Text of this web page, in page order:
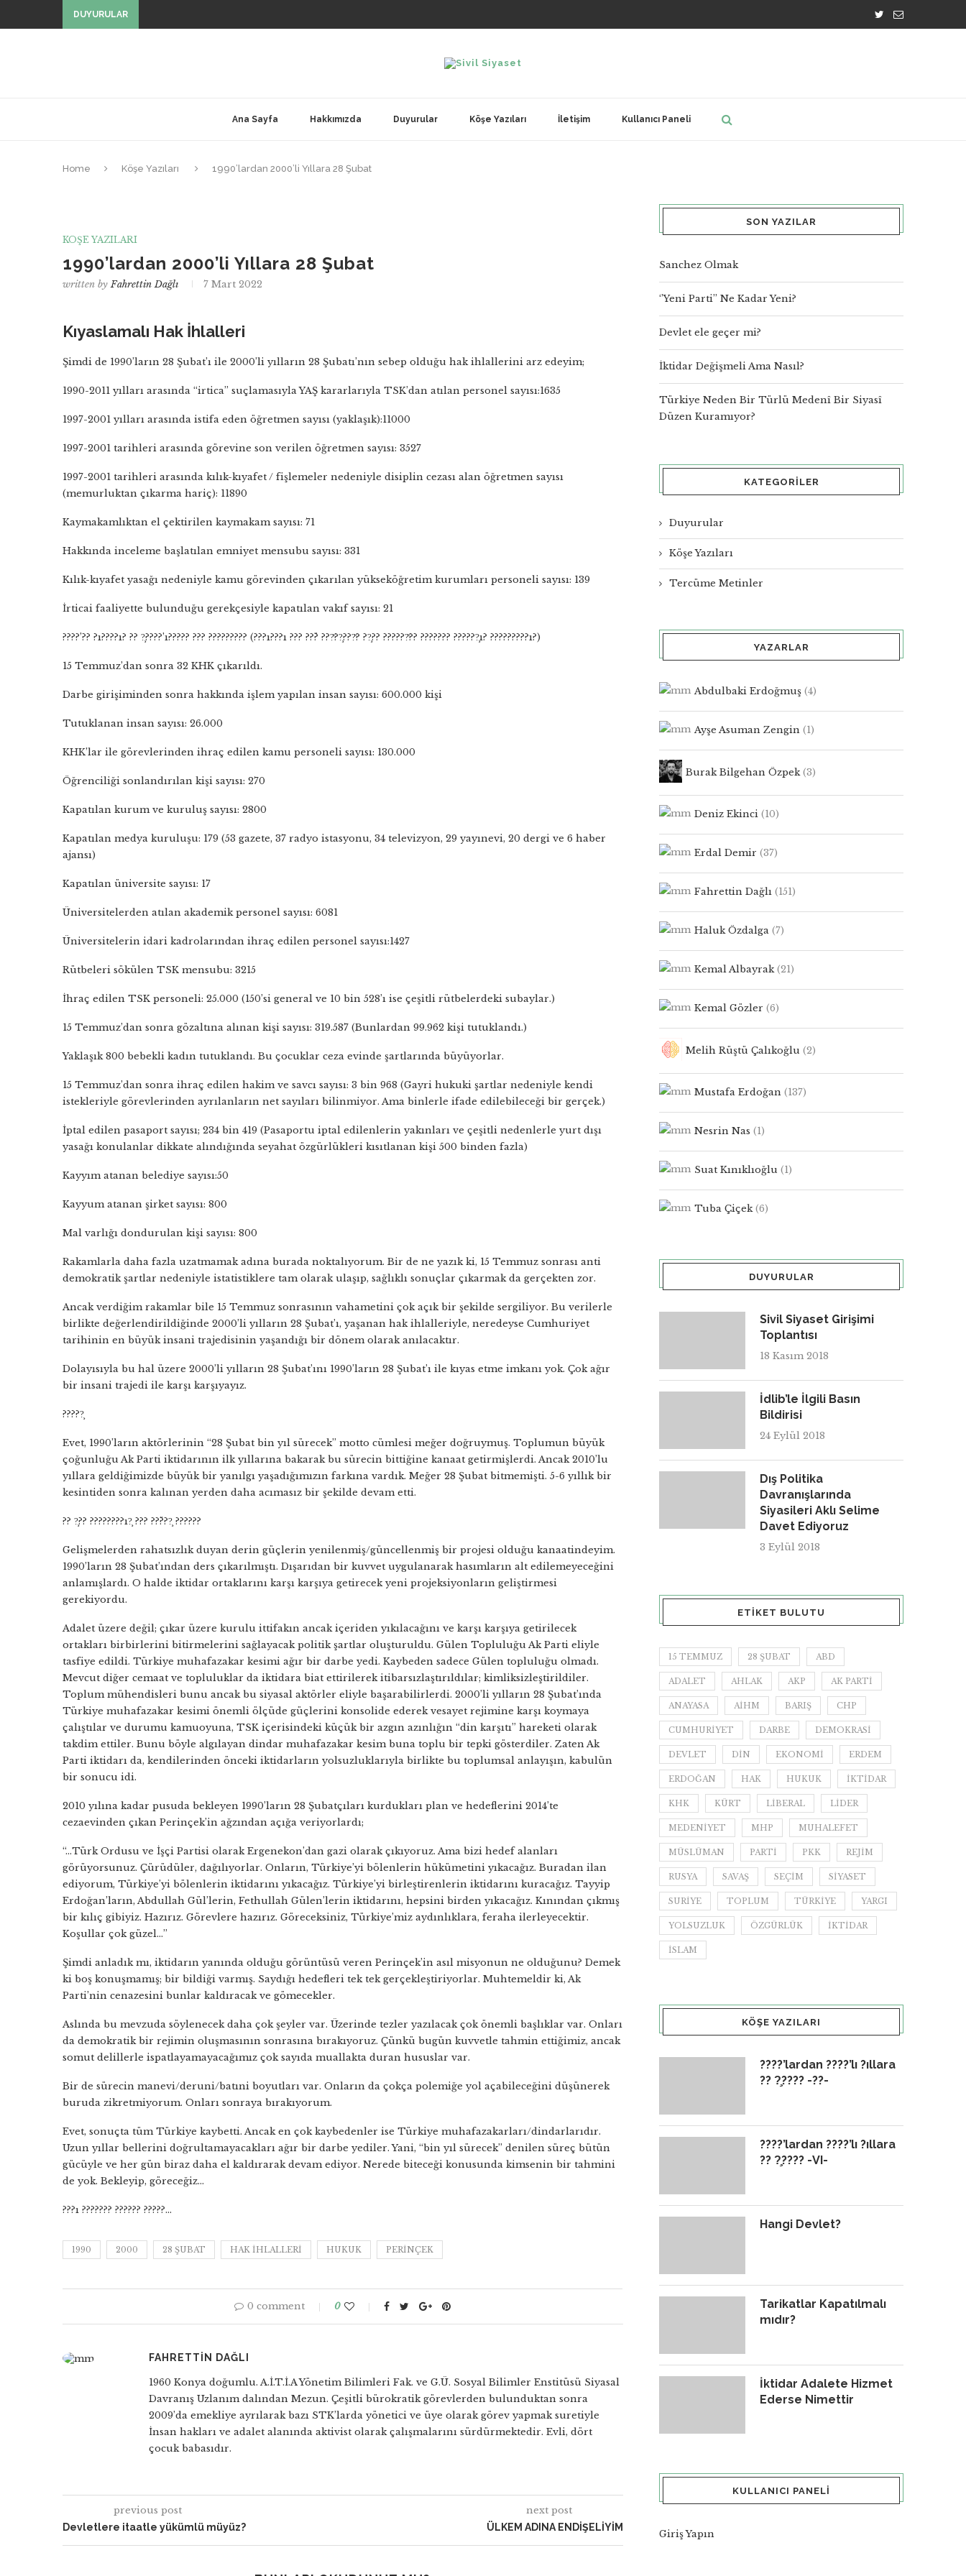
DUYURULAR
Ana Sayfa Hakkımızda Duyurular Köşe Yazıları İletişim Kullanıcı Paneli
Home Köşe Yazıları 1990’lardan 2000’li Yıllara 28 Şubat
KÖŞE YAZILARI
1990’lardan 2000’li Yıllara 28 Şubat
written byFahrettin Dağlı 7 Mart 2022
Kıyaslamalı Hak İhlalleri
Şimdi de 1990’ların 28 Şubat’ı ile 2000’li yılların 28 Şubatı’nın sebep olduğu hak ihlallerini arz edeyim;
1990-2011 yılları arasında “irtica” suçlamasıyla YAŞ kararlarıyla TSK’dan atılan personel sayısı:1635
1997-2001 yılları arasında istifa eden öğretmen sayısı (yaklaşık):11000
1997-2001 tarihleri arasında görevine son verilen öğretmen sayısı: 3527
1997-2001 tarihleri arasında kılık-kıyafet / fişlemeler nedeniyle disiplin cezası alan öğretmen sayısı
(memurluktan çıkarma hariç): 11890
Kaymakamlıktan el çektirilen kaymakam sayısı: 71
Hakkında inceleme başlatılan emniyet mensubu sayısı: 331
Kılık-kıyafet yasağı nedeniyle kamu görevinden çıkarılan yükseköğretim kurumları personeli sayısı: 139
İrticai faaliyette bulunduğu gerekçesiyle kapatılan vakıf sayısı: 21
????’?? ?ı????ı? ?? ?̧????’ı????? ??? ????????? (???ı???ı ??? ??̈? ???̆??̧???̆? ??̧?? ??????̆?? ??????? ??????̧ı? ?????????ı?)
15 Temmuz’dan sonra 32 KHK çıkarıldı.
Darbe girişiminden sonra hakkında işlem yapılan insan sayısı: 600.000 kişi
Tutuklanan insan sayısı: 26.000
KHK’lar ile görevlerinden ihraç edilen kamu personeli sayısı: 130.000
Öğrenciliği sonlandırılan kişi sayısı: 270
Kapatılan kurum ve kuruluş sayısı: 2800
Kapatılan medya kuruluşu: 179 (53 gazete, 37 radyo istasyonu, 34 televizyon, 29 yayınevi, 20 dergi ve 6 haber
ajansı)
Kapatılan üniversite sayısı: 17
Üniversitelerden atılan akademik personel sayısı: 6081
Üniversitelerin idari kadrolarından ihraç edilen personel sayısı:1427
Rütbeleri sökülen TSK mensubu: 3215
İhraç edilen TSK personeli: 25.000 (150’si general ve 10 bin 528’ı ise çeşitli rütbelerdeki subaylar.)
15 Temmuz’dan sonra gözaltına alınan kişi sayısı: 319.587 (Bunlardan 99.962 kişi tutuklandı.)
Yaklaşık 800 bebekli kadın tutuklandı. Bu çocuklar ceza evinde şartlarında büyüyorlar.
15 Temmuz’dan sonra ihraç edilen hakim ve savcı sayısı: 3 bin 968 (Gayri hukuki şartlar nedeniyle kendi
istekleriyle görevlerinden ayrılanların net sayıları bilinmiyor. Ama binlerle ifade edilebileceği bir gerçek.)
İptal edilen pasaport sayısı; 234 bin 419 (Pasaportu iptal edilenlerin yakınları ve çeşitli nedenlerle yurt dışı
yasağı konulanlar dikkate alındığında seyahat özgürlükleri kısıtlanan kişi 500 binden fazla)
Kayyım atanan belediye sayısı:50
Kayyum atanan şirket sayısı: 800
Mal varlığı dondurulan kişi sayısı: 800
Rakamlarla daha fazla uzatmamak adına burada noktalıyorum. Bir de ne yazık ki, 15 Temmuz sonrası anti
demokratik şartlar nedeniyle istatistiklere tam olarak ulaşıp, sağlıklı sonuçlar çıkarmak da gerçekten zor.
Ancak verdiğim rakamlar bile 15 Temmuz sonrasının vahametini çok açık bir şekilde sergiliyor. Bu verilerle
birlikte değerlendirildiğinde 2000’li yılların 28 Şubat’ı, yaşanan hak ihlalleriyle, neredeyse Cumhuriyet
tarihinin en büyük insani trajedisinin yaşandığı bir dönem olarak anılacaktır.
Dolayısıyla bu hal üzere 2000’li yılların 28 Şubat’ını 1990’ların 28 Şubat’ı ile kıyas etme imkanı yok. Çok ağır
bir insani trajedi ile karşı karşıyayız.
?????̧
Evet, 1990’ların aktörlerinin “28 Şubat bin yıl sürecek” motto cümlesi meğer doğruymuş. Toplumun büyük
çoğunluğu Ak Parti iktidarının ilk yıllarına bakarak bu sürecin bittiğine kanaat getirmişlerdi. Ancak 2010’lu
yıllara geldiğimizde büyük bir yanılgı yaşadığımızın farkına vardık. Meğer 28 Şubat bitmemişti. 5-6 yıllık bir
kesintiden sonra kalınan yerden daha acımasız bir şekilde devam etti.
?? ?̧?? ????????ı?̧ ??? ??̈???̧ ??????
Gelişmelerden rahatsızlık duyan derin güçlerin yenilenmiş/güncellenmiş bir projesi olduğu kanaatindeyim.
1990’ların 28 Şubat’ından ders çıkarılmıştı. Dışarıdan bir kuvvet uygulanarak hasımların alt edilemeyeceğini
anlamışlardı. O halde iktidar ortaklarını karşı karşıya getirecek yeni projeksiyonların geliştirmesi
gerekiyordu.
Adalet üzere değil; çıkar üzere kurulu ittifakın ancak içeriden yıkılacağını ve karşı karşıya getirilecek
ortakları birbirlerini bitirmelerini sağlayacak politik şartlar oluşturuldu. Gülen Topluluğu Ak Parti eliyle
tasfiye edildi. Türkiye muhafazakar kesimi ağır bir darbe yedi. Kaybeden sadece Gülen topluluğu olmadı.
Mevcut diğer cemaat ve topluluklar da iktidara biat ettirilerek itibarsızlaştırıldılar; kimliksizleştirildiler.
Toplum mühendisleri bunu ancak bu siyasal aktörler eliyle başarabilirlerdi. 2000’li yılların 28 Şubat’ında
Türkiye muhafazakar kesimi önemli ölçüde güçlerini konsolide ederek vesayet rejimine karşı koymaya
çalıştılar ve durumu kamuoyuna, TSK içerisindeki küçük bir azgın azınlığın “din karşıtı” hareketi olarak
takdim ettiler. Bunu böyle algılayan dindar muhafazakar kesim buna toplu bir tepki gösterdiler. Zaten Ak
Parti iktidarı da, kendilerinden önceki iktidarların yolsuzluklarıyla birlikte bu toplumsal anlayışın, kabulün
bir sonucu idi.
2010 yılına kadar pusuda bekleyen 1990’ların 28 Şubatçıları kurdukları plan ve hedeflerini 2014’te
cezaevinden çıkan Perinçek’in ağzından açığa veriyorlardı;
“…Türk Ordusu ve İşçi Partisi olarak Ergenekon’dan gazi olarak çıkıyoruz. Ama bizi hedef alanları
görüyorsunuz. Çürüdüler, dağılıyorlar. Onların, Türkiye’yi bölenlerin hükümetini yıkacağız. Buradan ilan
ediyorum, Türkiye’yi bölenlerin iktidarını yıkacağız. Türkiye’yi birleştirenlerin iktidarını kuracağız. Tayyip
Erdoğan’ların, Abdullah Gül’lerin, Fethullah Gülen’lerin iktidarını, hepsini birden yıkacağız. Kınından çıkmış
bir kılıç gibiyiz. Hazırız. Görevlere hazırız. Göreceksiniz, Türkiye’miz aydınlıklara, feraha ilerleyecektir.
Koşullar çok güzel…”
Şimdi anladık mı, iktidarın yanında olduğu görüntüsü veren Perinçek’in asıl misyonun ne olduğunu? Demek
ki boş konuşmamış; bir bildiği varmış. Saydığı hedefleri tek tek gerçekleştiriyorlar. Muhtemeldir ki, Ak
Parti’nin cenazesini bunlar kaldıracak ve gömecekler.
Aslında bu mevzuda söylenecek daha çok şeyler var. Üzerinde tezler yazılacak çok önemli başlıklar var. Onları
da demokratik bir rejimin oluşmasının sonrasına bırakıyoruz. Çünkü bugün kuvvetle tahmin ettiğimiz, ancak
somut delillerle ispatlayamayacağımız çok sayıda muallakta duran hususlar var.
Bir de sürecin manevi/deruni/batıni boyutları var. Onların da çokça polemiğe yol açabileceğini düşünerek
buruda zikretmiyorum. Onları sonraya bırakıyorum.
Evet, sonuçta tüm Türkiye kaybetti. Ancak en çok kaybedenler ise Türkiye muhafazakarları/dindarlarıdır.
Uzun yıllar bellerini doğrultamayacakları ağır bir darbe yediler. Yani, “bin yıl sürecek” denilen süreç bütün
gücüyle ve her gün biraz daha el kaldırarak devam ediyor. Nerede biteceği konusunda kimsenin bir tahmini
de yok. Bekleyip, göreceğiz…
???ı ??????? ?????? ?????…
1990 2000 28 ŞUBAT HAK IHLALLERI HUKUK PERINÇEK
0 comment 0
FAHRETTIN DAĞLI
1960 Konya doğumlu. A.İ.T.İ.A Yönetim Bilimleri Fak. ve G.Ü. Sosyal Bilimler Enstitüsü Siyasal
Davranış Uzlanım dalından Mezun. Çeşitli bürokratik görevlerden bulunduktan sonra
2009’da emekliye ayrılarak bazı STK’larda yönetici ve üye olarak görev yapmak suretiyle
İnsan hakları ve adalet alanında aktivist olarak çalışmalarını sürdürmektedir. Evli, dört
çocuk babasıdır.
previous post
Devletlere itaatle yükümlü müyüz?
next post
ÜLKEM ADINA ENDİŞELİYİM
SON YAZILAR
Sanchez Olmak
‘’Yeni Parti’’ Ne Kadar Yeni?
Devlet ele geçer mi?
İktidar Değişmeli Ama Nasıl?
Türkiye Neden Bir Türlü Medenî Bir Siyasî
Düzen Kuramıyor?
KATEGORILER
Duyurular
Köşe Yazıları
Tercüme Metinler
YAZARLAR
Abdulbaki Erdoğmuş (4)
Ayşe Asuman Zengin (1)
Burak Bilgehan Özpek(3)
Deniz Ekinci (10)
Erdal Demir (37)
Fahrettin Dağlı (151)
Haluk Özdalga (7)
Kemal Albayrak(21)
Kemal Gözler (6)
Melih Rüştü Çalıkoğlu (2)
Mustafa Erdoğan (137)
Nesrin Nas (1)
Suat Kınıklıoğlu (1)
Tuba Çiçek(6)
DUYURULAR
Sivil Siyaset Girişimi
Toplantısı
18 Kasım 2018
İdlib’le İlgili Basın
Bildirisi
24 Eylül 2018
Dış Politika
Davranışlarında
Siyasileri Aklı Selime
Davet Ediyoruz
3 Eylül 2018
ETIKET BULUTU
15 TEMMUZ 28 ŞUBAT ABD
ADALET AHLAK AKP AK PARTI
ANAYASA AİHM BARIŞ CHP
CUMHURIYET DARBE DEMOKRASI
DEVLET DIN EKONOMI ERDEM
ERDOĞAN HAK HUKUK IKTIDAR
KHK KÜRT LIBERAL LIDER
MEDENIYET MHP MUHALEFET
MÜSLÜMAN PARTI PKK REJIM
RUSYA SAVAŞ SEÇIM SIYASET
SURIYE TOPLUM TÜRKIYE YARGI
YOLSUZLUK ÖZGÜRLÜK İKTIDAR
İSLAM
KÖŞE YAZILARI
????’lardan ????’lı ?ıllara
?? ?̧???? -??-
????’lardan ????’lı ?ıllara
?? ?̧???? -VI-
Hangi Devlet?
Tarikatlar Kapatılmalı
mıdır?
İktidar Adalete Hizmet
Ederse Nimettir
KULLANICI PANELI
Giriş Yapın